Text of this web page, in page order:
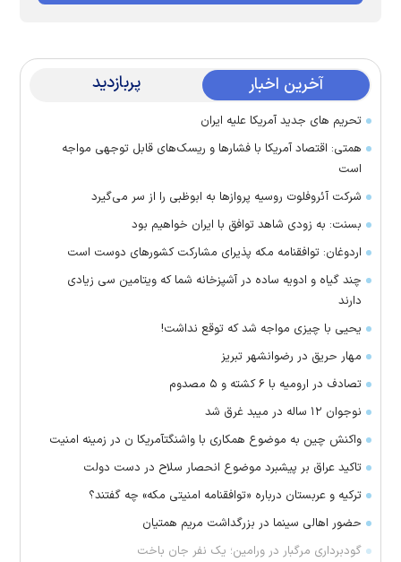
آخرین اخبار پربازدید
تحریم های جدید آمریکا علیه ایران
همتی: اقتصاد آمریکا با فشارها و ریسک‌های قابل توجهی مواجه
است
شرکت آئروفلوت روسیه پرواز‌ها به ابوظبی را از سر می‌گیرد
بسنت: به زودی شاهد توافق با ایران خواهیم بود
اردوغان: توافقنامه مکه پذیرای مشارکت کشور‌های دوست است
چند گیاه و ادویه ساده در آشپزخانه شما که ویتامین سی زیادی
دارند
یحیی با چیزی مواجه شد که توقع نداشت!
مهار حریق در رضوانشهر تبریز
تصادف در ارومیه با ۶ کشته و ۵ مصدوم
نوجوان ۱۲ ساله در میبد غرق شد
واکنش چین به موضوع همکاری با واشنگتآمریکا ن در زمینه امنیت
تاکید عراق بر پیشبرد موضوع انحصار سلاح در دست دولت
ترکیه و عربستان درباره «توافقنامه امنیتی مکه» چه گفتند؟
حضور اهالی سینما در بزرگداشت مریم همتیان
گودبرداری مرگبار در ورامین؛ یک نفر جان باخت